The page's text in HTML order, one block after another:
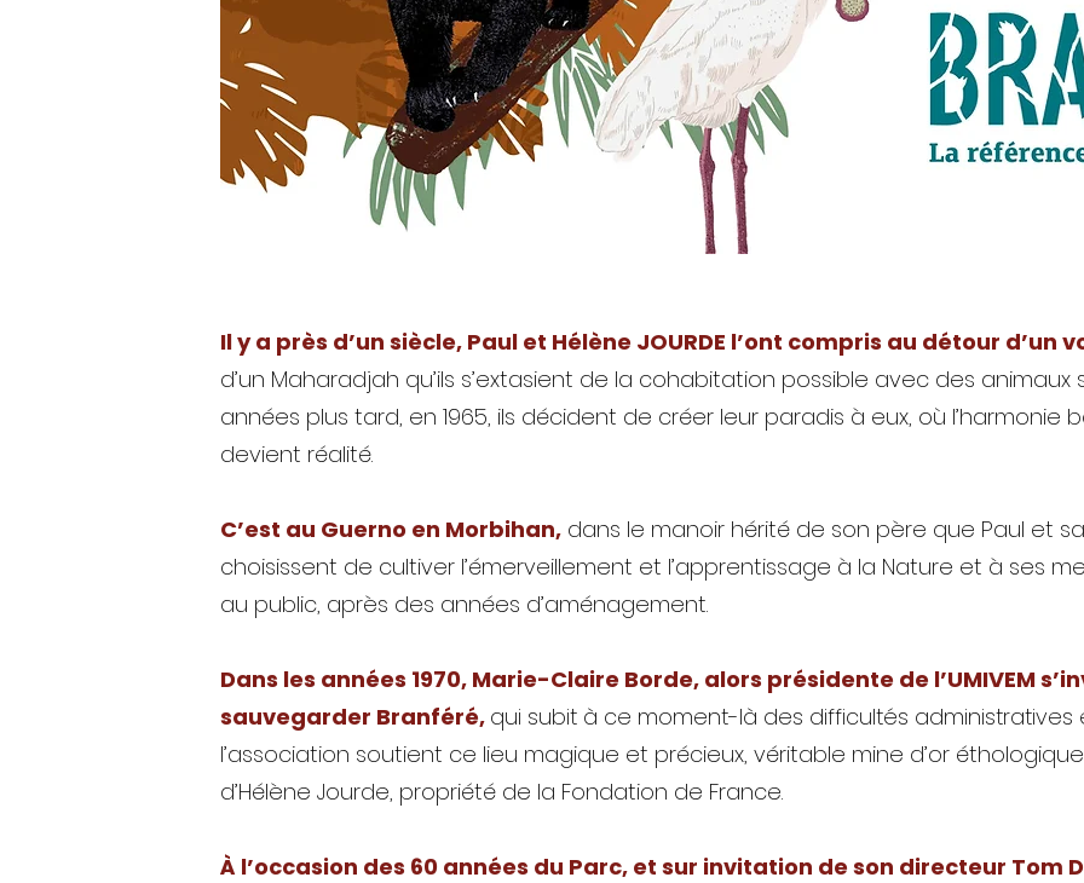
Il y a près d’un siècle, Paul et Hélène JOURDE l’ont compris au détour d’un
d’un Maharadjah qu’ils s’extasient de la cohabitation possible avec des animaux
années plus tard, en 1965, ils décident de créer leur paradis à eux, où l’harmonie
devient réalité.
C’est au Guerno en Morbihan, dans le manoir hérité de son père que Paul et
choisissent de cultiver l’émerveillement et l’apprentissage à la Nature et à ses
au public, après des années d’aménagement.
Dans les années 1970, Marie-Claire Borde, alors présidente de l’UMIVEM
sauvegarder Branféré, qui subit à ce moment-là des difficultés administratives
l’association soutient ce lieu magique et précieux, véritable mine d’or
d’Hélène Jourde, propriété de la Fondation de France.
À l’occasion des 60 années du Parc, et sur invitation de son directeur Tom